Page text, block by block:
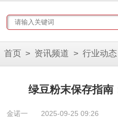
首页 > 资讯频道 > 行业动态
绿豆粉末保存指南
金诺一 2025-09-25 09:26